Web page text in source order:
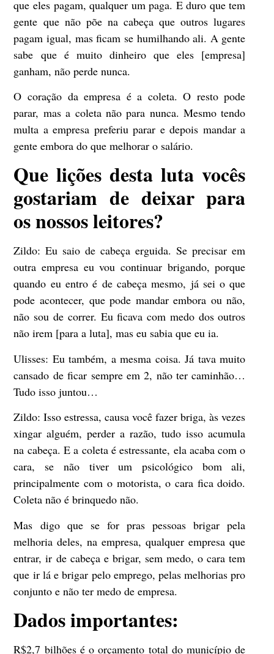
que eles pagam, qualquer um paga. E duro que tem
gente que não põe na cabeça que outros lugares
pagam igual, mas ficam se humilhando ali. A gente
sabe que é muito dinheiro que eles [empresa]
ganham, não perde nunca.
O coração da empresa é a coleta. O resto pode
parar, mas a coleta não para nunca. Mesmo tendo
multa a empresa preferiu parar e depois mandar a
gente embora do que melhorar o salário.
Que lições desta luta vocês
gostariam de deixar para
os nossos leitores?
Zildo: Eu saio de cabeça erguida. Se precisar em
outra empresa eu vou continuar brigando, porque
quando eu entro é de cabeça mesmo, já sei o que
pode acontecer, que pode mandar embora ou não,
não sou de correr. Eu ficava com medo dos outros
não irem [para a luta], mas eu sabia que eu ia.
Ulisses: Eu também, a mesma coisa. Já tava muito
cansado de ficar sempre em 2, não ter caminhão…
Tudo isso juntou…
Zildo: Isso estressa, causa você fazer briga, às vezes
xingar alguém, perder a razão, tudo isso acumula
na cabeça. E a coleta é estressante, ela acaba com o
cara, se não tiver um psicológico bom ali,
principalmente com o motorista, o cara fica doido.
Coleta não é brinquedo não.
Mas digo que se for pras pessoas brigar pela
melhoria deles, na empresa, qualquer empresa que
entrar, ir de cabeça e brigar, sem medo, o cara tem
que ir lá e brigar pelo emprego, pelas melhorias pro
conjunto e não ter medo de empresa.
Dados importantes:
R$2,7 bilhões é o orçamento total do município de